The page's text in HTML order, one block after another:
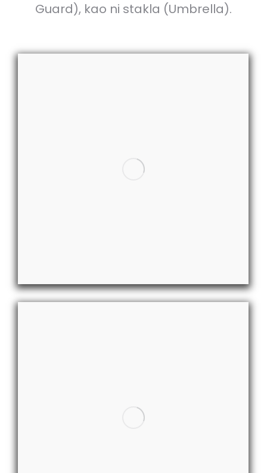
Guard), kao ni stakla (Umbrella).